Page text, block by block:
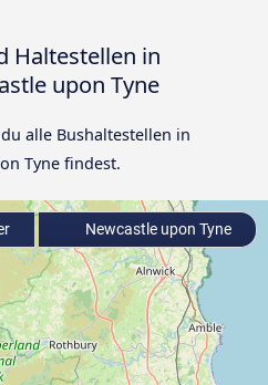
Haltestellen in
upon Tyne
alle Bushaltestellen in
Tyne findest.
Newcastle upon Tyne